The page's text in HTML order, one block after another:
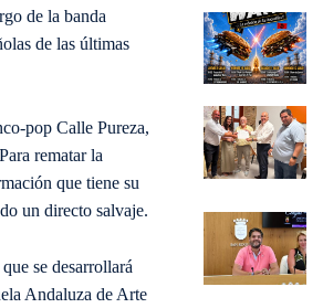
de la banda
de las últimas
pop Calle Pureza,
rematar la
que tiene su
un directo salvaje.
se desarrollará
Andaluza de Arte